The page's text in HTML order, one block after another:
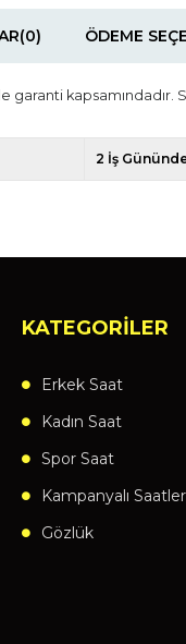
(0) ÖDEME
garanti
2 İş
KATEGORİLER
Erkek Saat
Kadın Saat
Spor Saat
Kampanyalı Saatler
Gözlük